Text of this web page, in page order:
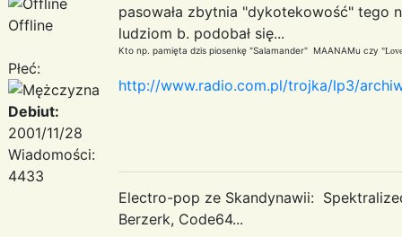
Offline
Płeć:
Debiut:
2001/11/28
Wiadomości:
4433
pasowała zbytnia "dykotekowość" tego
ludziom b. podobał się...
Kto np. pamięta dzis piosenkę "Salamander" MAANAMu czy
http://www.radio.com.pl/trojka/lp3/
Electro-pop ze Skandynawii:
Berzerk, Code64...